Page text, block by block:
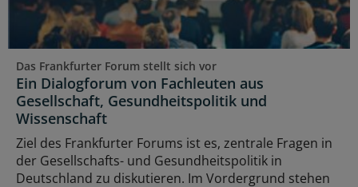
Das Frankfurter Forum stellt sich vor
Ein Dialogforum von Fachleuten aus
Gesellschaft, Gesundheitspolitik und
Wissenschaft
Ziel des Frankfurter Forums ist es, zentrale Fragen in
der Gesellschafts- und Gesundheitspolitik in
Deutschland zu diskutieren. Im Vordergrund stehen